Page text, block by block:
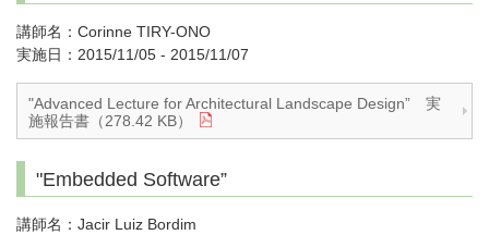
講師名：Corinne TIRY-ONO
実施日：2015/11/05 - 2015/11/07
"Advanced Lecture for Architectural Landscape Design” 実
施報告書（278.42 KB）
"Embedded Software”
講師名：Jacir Luiz Bordim